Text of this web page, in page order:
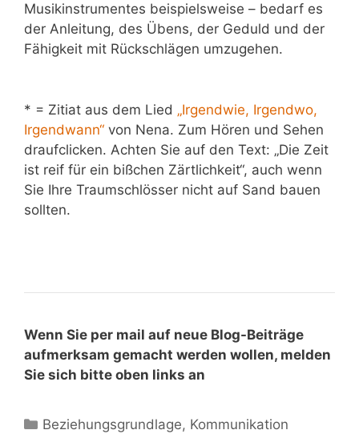
Musikinstrumentes beispielsweise – bedarf es
der Anleitung, des Übens, der Geduld und der
Fähigkeit mit Rückschlägen umzugehen.
* = Zitiat aus dem Lied „Irgendwie, Irgendwo,
Irgendwann“ von Nena. Zum Hören und Sehen
draufclicken. Achten Sie auf den Text: „Die Zeit
ist reif für ein bißchen Zärtlichkeit“, auch wenn
Sie Ihre Traumschlösser nicht auf Sand bauen
sollten.
Wenn Sie per mail auf neue Blog-Beiträge
aufmerksam gemacht werden wollen, melden
Sie sich bitte oben links an
Beziehungsgrundlage, Kommunikation